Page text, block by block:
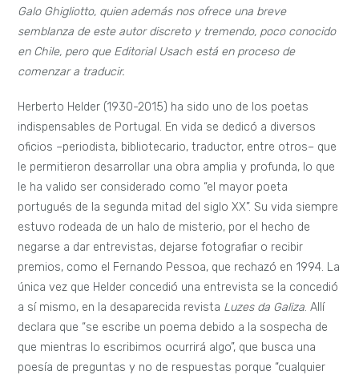
Galo Ghigliotto, quien además nos ofrece una breve
semblanza de este autor discreto y tremendo, poco conocido
en Chile, pero que Editorial Usach está en proceso de
comenzar a traducir.
Herberto Helder (1930-2015) ha sido uno de los poetas
indispensables de Portugal. En vida se dedicó a diversos
oficios –periodista, bibliotecario, traductor, entre otros­– que
le permitieron desarrollar una obra amplia y profunda, lo que
le ha valido ser considerado como “el mayor poeta
portugués de la segunda mitad del siglo XX”. Su vida siempre
estuvo rodeada de un halo de misterio, por el hecho de
negarse a dar entrevistas, dejarse fotografiar o recibir
premios, como el Fernando Pessoa, que rechazó en 1994. La
única vez que Helder concedió una entrevista se la concedió
a sí mismo, en la desaparecida revista Luzes da Galiza. Allí
declara que “se escribe un poema debido a la sospecha de
que mientras lo escribimos ocurrirá algo”, que busca una
poesía de preguntas y no de respuestas porque “cualquier